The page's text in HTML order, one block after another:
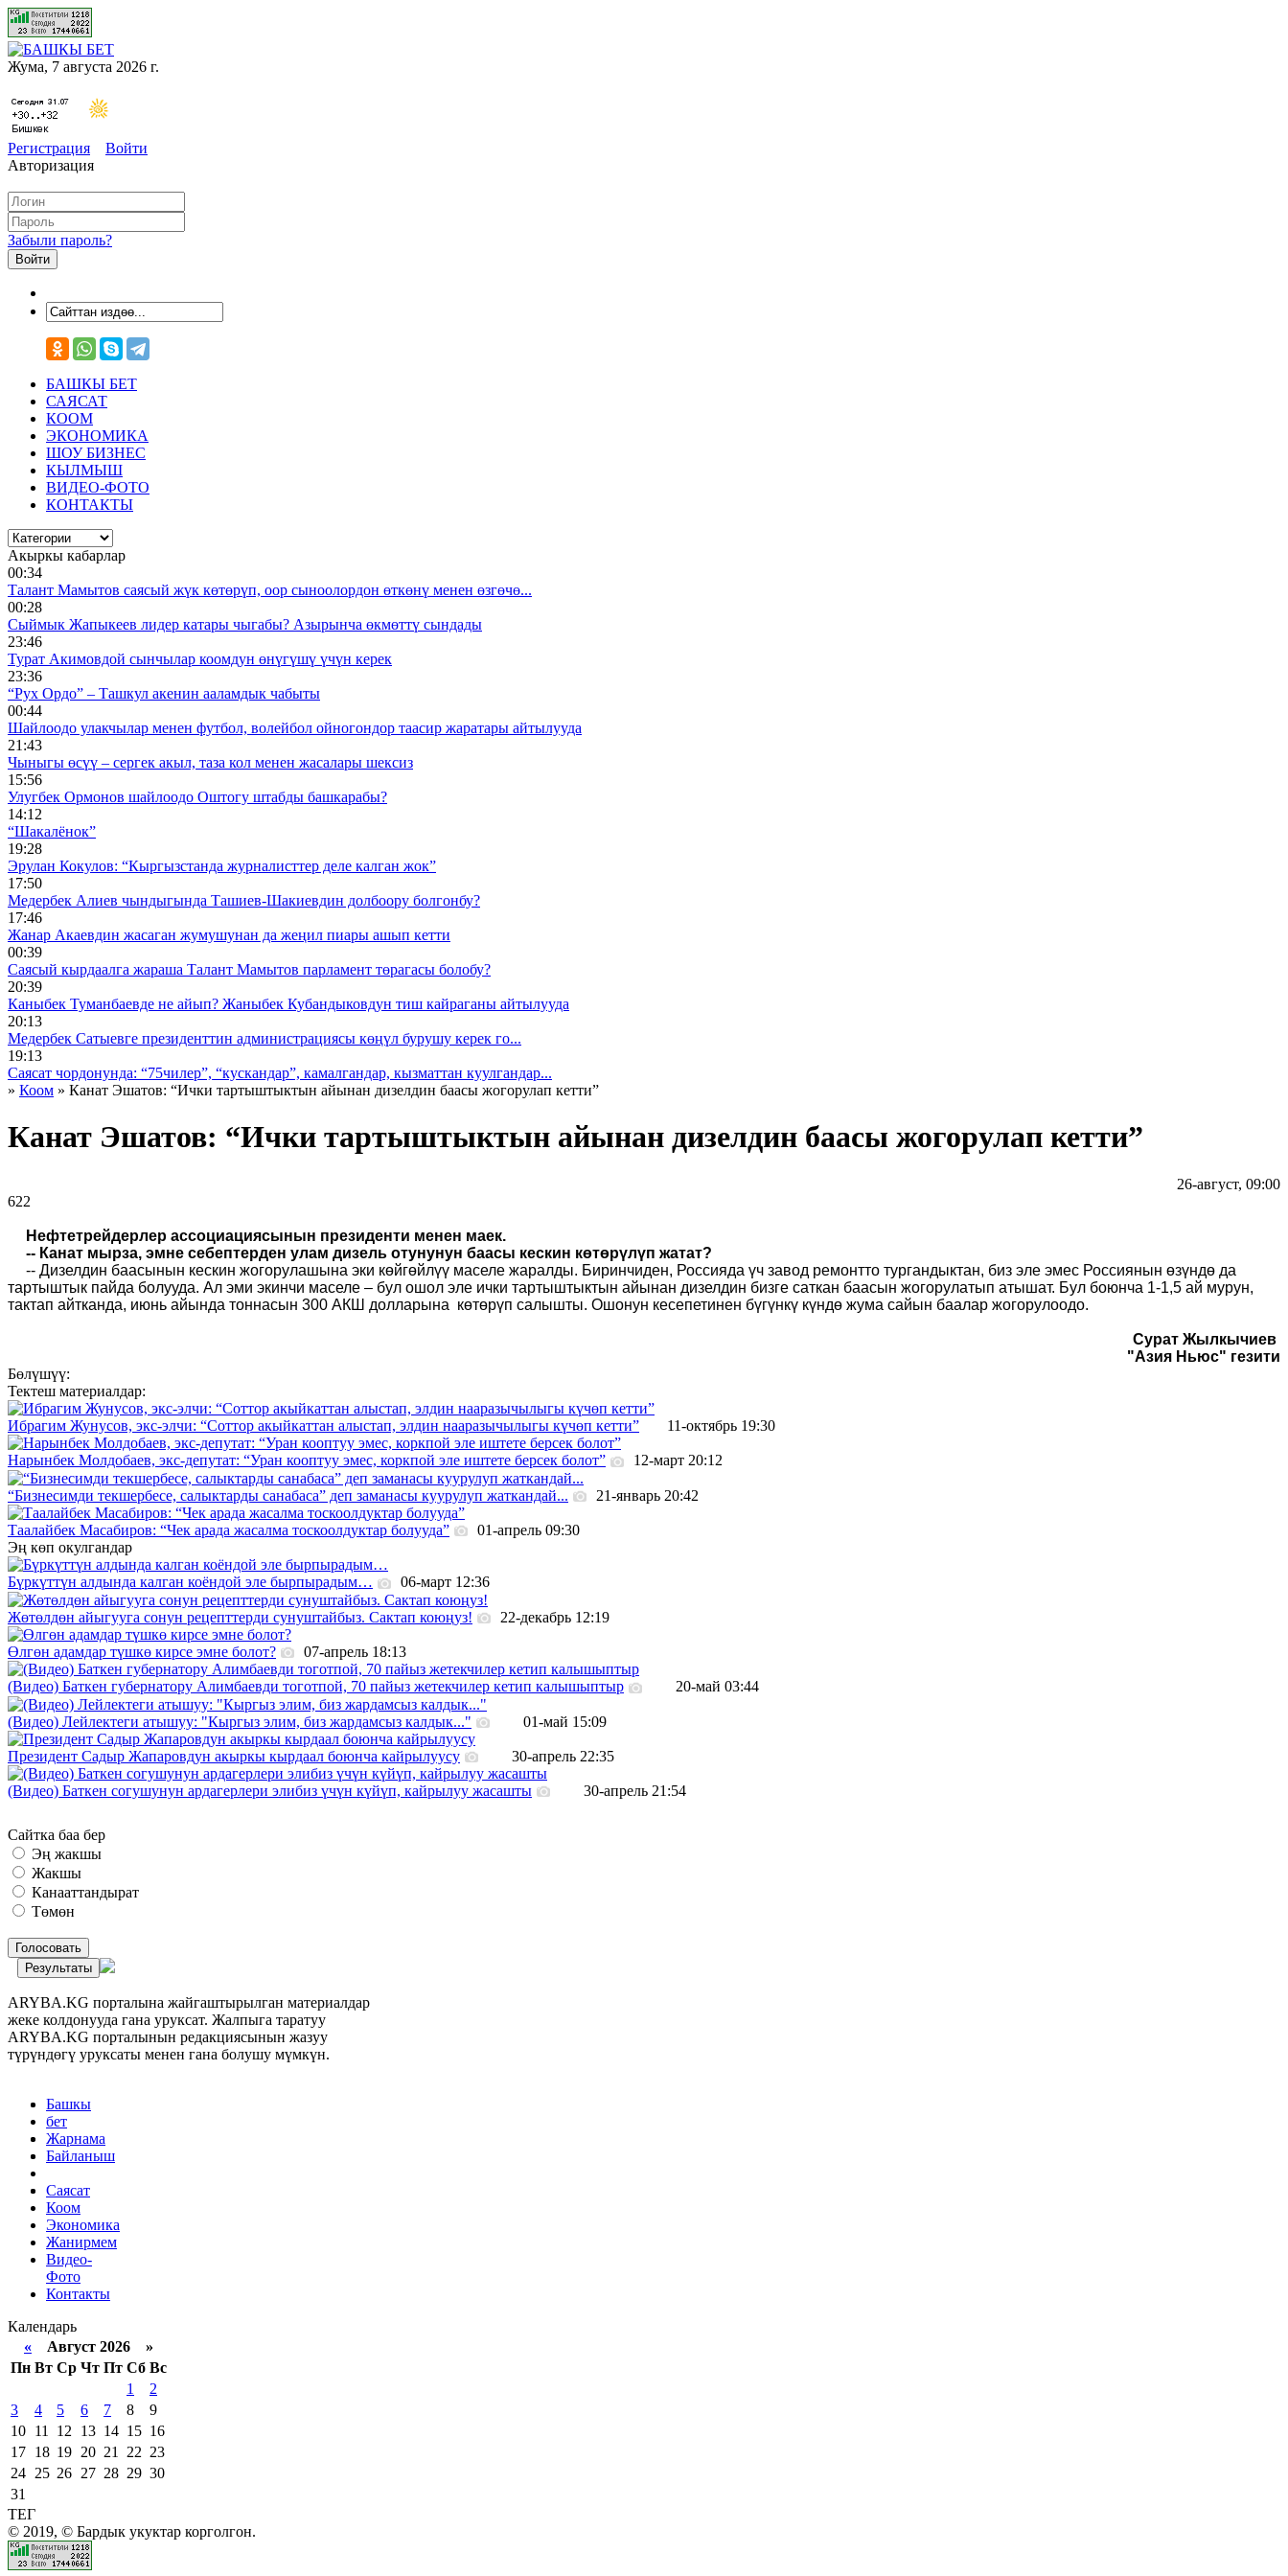
Жума, 7 августа 2026 г.
Регистрация
Войти
Авторизация
Забыли пароль?
БАШКЫ БЕТ
САЯСАТ
КООМ
ЭКОНОМИКА
ШОУ БИЗНЕС
КЫЛМЫШ
ВИДЕО-ФОТО
КОНТАКТЫ
Акыркы кабарлар
00:34
Талант Мамытов саясый жүк көтөрүп, оор сыноолордон өткөнү менен өзгөчө...
00:28
Сыймык Жапыкеев лидер катары чыгабы? Азырынча өкмөттү сындады
23:46
Турат Акимовдой сынчылар коомдун өнүгүшү үчүн керек
23:36
“Рух Ордо” – Ташкул акенин ааламдык чабыты
00:44
Шайлоодо улакчылар менен футбол, волейбол ойногондор таасир жаратары айтылууда
21:43
Чыныгы өсүү – сергек акыл, таза кол менен жасалары шексиз
15:56
Улугбек Ормонов шайлоодо Оштогу штабды башкарабы?
14:12
“Шакалёнок”
19:28
Эрулан Кокулов: “Кыргызстанда журналисттер деле калган жок”
17:50
Медербек Алиев чындыгында Ташиев-Шакиевдин долбоору болгонбу?
17:46
Жанар Акаевдин жасаган жумушунан да жеңил пиары ашып кетти
00:39
Саясый кырдаалга жараша Талант Мамытов парламент төрагасы болобу?
20:39
Каныбек Туманбаевде не айып? Жаныбек Кубандыковдун тиш кайраганы айтылууда
20:13
Медербек Сатыевге президенттин администрациясы көңүл бурушу керек го...
19:13
Саясат чордонунда: “75чилер”, “кускандар”, камалгандар, кызматтан куулгандар...
» Коом » Канат Эшатов: “Ички тартыштыктын айынан дизелдин баасы жогорулап кетти”
Канат Эшатов: “Ички тартыштыктын айынан дизелдин баасы жогорулап кетти”
26-август, 09:00
622 ᠌ ᠌ ᠌ ᠌᠌ ᠌ ᠌᠌
Нефтетрейдерлер ассоциациясынын президенти менен маек.
-- Канат мырза, эмне себептерден улам дизель отунунун баасы кескин көтөрүлүп жатат?
-- Дизелдин баасынын кескин жогорулашына эки көйгөйлүү маселе жаралды. Биринчиден, Россияда үч завод ремонтто тургандыктан, биз эле эмес Россиянын өзүндө да
тартыштык пайда болууда. Ал эми экинчи маселе – бул ошол эле ички тартыштыктын айынан дизелдин бизге саткан баасын жогорулатып атышат. Бул боюнча 1-1,5 ай мурун,
тактап айтканда, июнь айында тоннасын 300 АКШ долларына көтөрүп салышты. Ошонун кесепетинен бүгүнкү күндө жума сайын баалар жогорулоодо.
Сурат Жылкычиев
"Азия Ньюс" гезити
Бөлүшүү:
Тектеш материалдар:
Ибрагим Жунусов, экс-элчи: “Соттор акыйкаттан алыстап, элдин нааразычылыгы күчөп кетти” 11-октябрь 19:30
Нарынбек Молдобаев, экс-депутат: “Уран кооптуу эмес, коркпой эле иштете берсек болот” 12-март 20:12
“Бизнесимди текшербесе, салыктарды санабаса” деп заманасы куурулуп жаткандай... 21-январь 20:42
Таалайбек Масабиров: “Чек арада жасалма тоскоолдуктар болууда”
01-апрель 09:30
Эң көп окулгандар
Бүркүттүн алдында калган коёндой эле бырпырадым… 06-март 12:36
Жөтөлдөн айыгууга сонун рецепттерди сунуштайбыз. Сактап коюңуз! 22-декабрь 12:19
Өлгөн адамдар түшкө кирсе эмне болот? 07-апрель 18:13
(Видео) Баткен губернатору Алимбаевди тоготпой, 70 пайыз жетекчилер кетип калышыптыр 20-май 03:44
(Видео) Лейлектеги атышуу: "Кыргыз элим, биз жардамсыз калдык..." 01-май 15:09
Президент Садыр Жапаровдун акыркы кырдаал боюнча кайрылуусу 30-апрель 22:35
(Видео) Баткен согушунун ардагерлери элибиз үчүн күйүп, кайрылуу жасашты 30-апрель 21:54
Сайтка баа бер
Эң жакшы
Жакшы
Канааттандырат
Төмөн
Голосовать
Результаты
ARYBA.KG порталына жайгаштырылган материалдар
жеке колдонууда гана уруксат. Жалпыга таратуу
ARYBA.KG порталынын редакциясынын жазуу
түрүндөгү уруксаты менен гана болушу мүмкүн.
Башкы
бет
Жарнама
Байланыш
Саясат
Коом
Экономика
Жанирмем
Видео-
Фото
Контакты
Календарь
« Август 2026 »
Пн Вт Ср Чт Пт Сб Вс
1
2
3
4 5 6 7 8
9
10 11 12 13 14 15 16
17 18 19 20 21 22 23
24 25 26 27 28 29 30
31
ТЕГ
© 2019, © Бардык укуктар корголгон.